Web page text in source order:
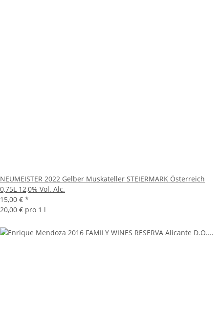
NEUMEISTER 2022 Gelber Muskateller STEIERMARK Österreich
0,75L 12,0% Vol. Alc.
15,00 € *
20,00 € pro 1 l